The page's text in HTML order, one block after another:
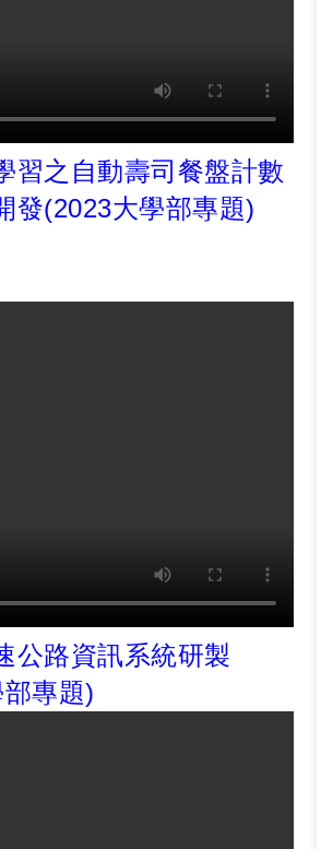
習之自動壽司餐盤計數
發(2023大學部專題)
公路資訊系統研製
專題)